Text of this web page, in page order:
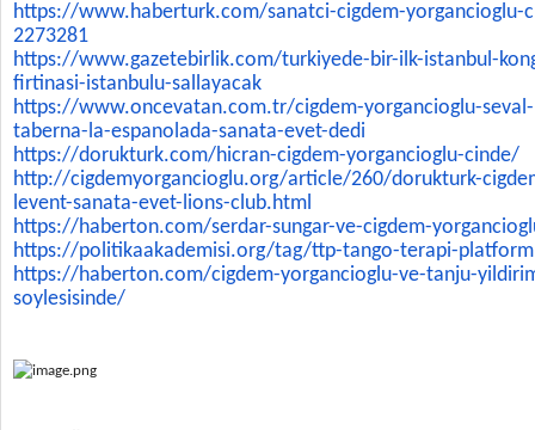
https://www.haberturk.com/sanatci-cigdem-yorgancioglu-
2273281
https://www.gazetebirlik.com/turkiyede-bir-ilk-istanbul-
firtinasi-istanbulu-sallayacak
https://www.oncevatan.com.tr/cigdem-yorgancioglu-seval-
taberna-la-espanolada-sanata-evet-dedi
https://dorukturk.com/hicran-cigdem-yorgancioglu-cinde/
http://cigdemyorgancioglu.org/article/260/dorukturk-
levent-sanata-evet-lions-club.html
https://haberton.com/serdar-sungar-ve-cigdem-
https://politikaakademisi.org/tag/ttp-tango-terapi-
https://haberton.com/cigdem-yorgancioglu-ve-tanju-
soylesisinde/